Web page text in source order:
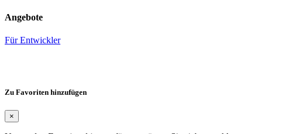
Angebote
Für Entwickler
Zu Favoriten hinzufügen
×